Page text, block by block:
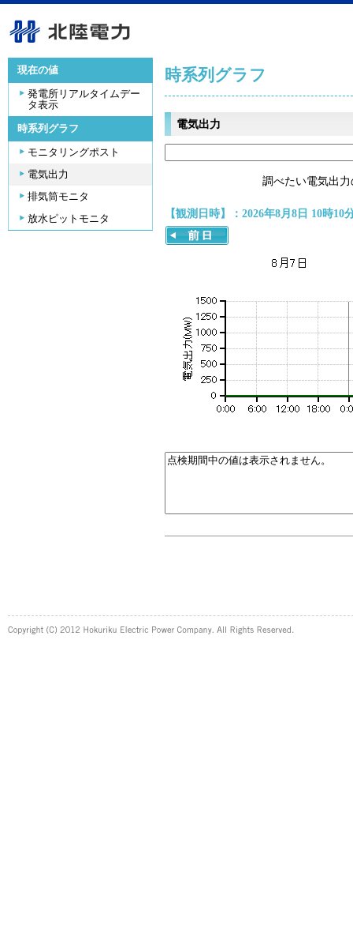
現在の値
発電所リアルタイムデー
タ表示
時系列グラフ
モニタリングポスト
電気出力
排気筒モニタ
放水ピットモニタ
時系列グラフ
電気出力
調べたい電気出
【観測日時】：2026年8月8日 10時10